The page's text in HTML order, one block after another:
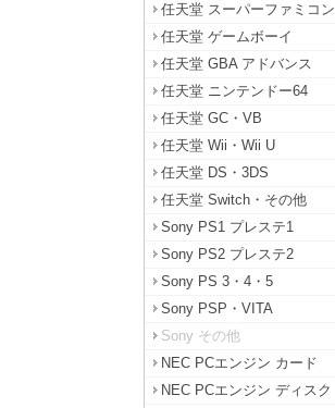
任天堂 スーパーファミコン
任天堂 ゲームボーイ
任天堂 GBA アドバンス
任天堂 ニンテンドー64
任天堂 GC・VB
任天堂 Wii・Wii U
任天堂 DS・3DS
任天堂 Switch・その他
Sony PS1 プレステ1
Sony PS2 プレステ2
Sony PS 3・4・5
Sony PSP・VITA
Sony その他
NEC PCエンジン カード
NEC PCエンジン ディスク